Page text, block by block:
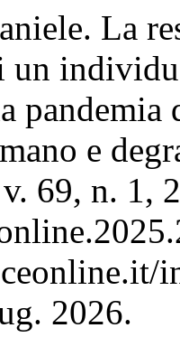
La
un
pandemia
e
69, n. 1,
2026.